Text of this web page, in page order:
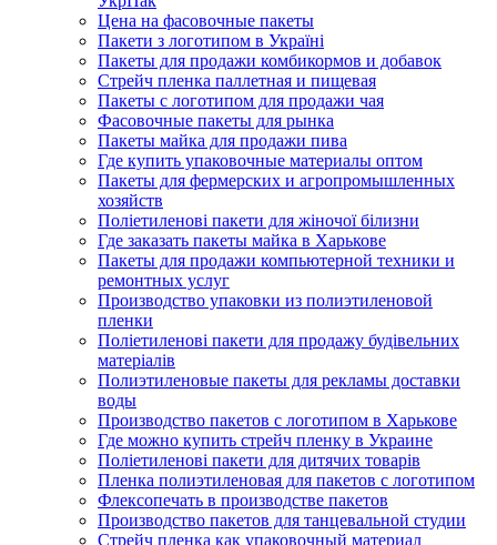
Цена на фасовочные пакеты
Пакети з логотипом в Україні
Пакеты для продажи комбикормов и добавок
Стрейч пленка паллетная и пищевая
Пакеты с логотипом для продажи чая
Фасовочные пакеты для рынка
Пакеты майка для продажи пива
Где купить упаковочные материалы оптом
Пакеты для фермерских и агропромышленных
хозяйств
Поліетиленові пакети для жіночої білизни
Где заказать пакеты майка в Харькове
Пакеты для продажи компьютерной техники и
ремонтных услуг
Производство упаковки из полиэтиленовой
пленки
Поліетиленові пакети для продажу будівельних
матеріалів
Полиэтиленовые пакеты для рекламы доставки
воды
Производство пакетов с логотипом в Харькове
Где можно купить стрейч пленку в Украине
Поліетиленові пакети для дитячих товарів
Пленка полиэтиленовая для пакетов с логотипом
Флексопечать в производстве пакетов
Производство пакетов для танцевальной студии
Стрейч пленка как упаковочный материал